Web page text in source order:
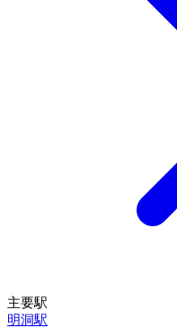
主要駅
明洞駅